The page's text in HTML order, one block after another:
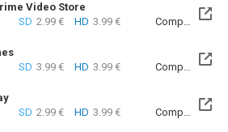
Video Store
SD 2.99 € HD 3.99 € Compra: SD
SD 3.99 € HD 3.99 € Compra: SD
SD 2.99 € HD 3.99 € Compra: SD